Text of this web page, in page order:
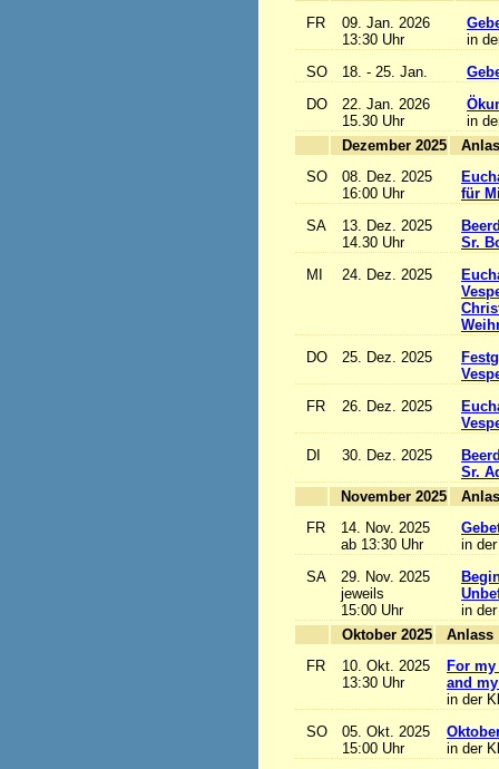
FR
09. Jan. 2026
13:30 Uhr
in
SO
18. - 25. Jan.
DO
22. Jan. 2026
15.30 Uhr
in
Dezember 2025
SO
08. Dez. 2025
16:00 Uhr
für
SA
13. Dez. 2025
14.30 Uhr
Sr.
MI
24. Dez. 2025
DO
25. Dez. 2025
FR
26. Dez. 2025
DI
30. Dez. 2025
Sr.
November 2025
FR
14. Nov. 2025
ab 13:30 Uhr
in
SA
29. Nov. 2025
jeweils
15:00 Uhr
in
Oktober 2025
FR
10. Okt. 2025
13:30 Uhr
For
and
in der
SO
05. Okt. 2025
15:00 Uhr
in der